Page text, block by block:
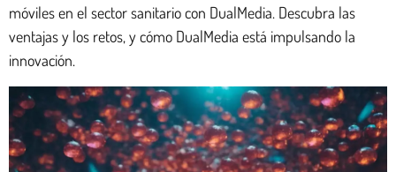
móviles en el sector sanitario con DualMedia. Descubra las
ventajas y los retos, y cómo DualMedia está impulsando la
innovación.